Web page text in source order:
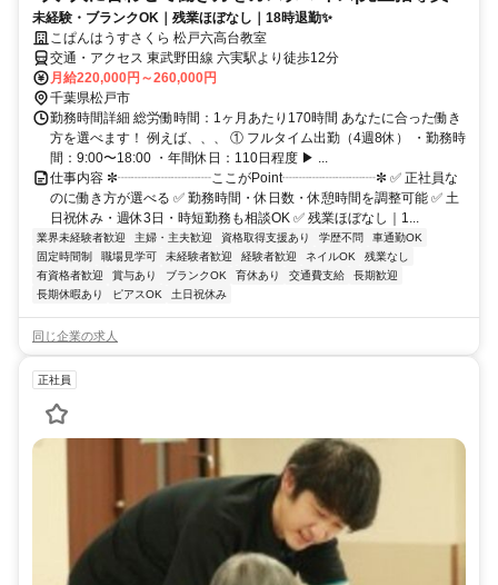
未経験・ブランクOK｜残業ほぼなし｜18時退勤✨
こぱんはうすさくら 松戸六高台教室
交通・アクセス 東武野田線 六実駅より徒歩12分
月給220,000円～260,000円
千葉県松戸市
勤務時間詳細 総労働時間：1ヶ月あたり170時間 あなたに合った働き
方を選べます！ 例えば、、、 ① フルタイム出勤（4週8休） ・勤務時
間：9:00〜18:00 ・年間休日：110日程度 ▶ ...
仕事内容 ✼┈┈┈┈┈┈┈ここがPoint┈┈┈┈┈┈┈✼ ✅ 正社員な
のに働き方が選べる ✅ 勤務時間・休日数・休憩時間を調整可能 ✅ 土
日祝休み・週休3日・時短勤務も相談OK ✅ 残業ほぼなし｜1...
業界未経験者歓迎 主婦・主夫歓迎 資格取得支援あり 学歴不問
車通勤OK
固定時間制
職場見学可 未経験者歓迎 経験者歓迎 ネイルOK
残業なし
有資格者歓迎
賞与あり ブランクOK 育休あり 交通費支給
長期歓迎
長期休暇あり
ピアスOK 土日祝休み
同じ企業の求人
正社員